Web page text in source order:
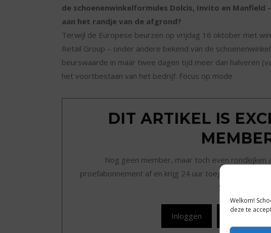
Welkom!
deze te
de schoenenwinkelformules Dolcis, Invito en
aan het randje van de afgrond?
Terwijl de Europese beurzen op vrijdag 16 oktober met
Retail Group – onder andere bekend van de
beurswaarde in maar twee dagen tijd meer dan halveren
het voortbestaan van het bedrijf. Focus op mode
DIT ARTIKEL IS
Nog geen member, maar toch even
proefabonnement af en krijg 24 uur toegang tot alle
Schoenvisie.nl.
Inloggen Een dag